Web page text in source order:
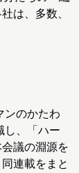
は、多数、
ンのかたわ
し、「ハー
議の淵源を
同連載をまと